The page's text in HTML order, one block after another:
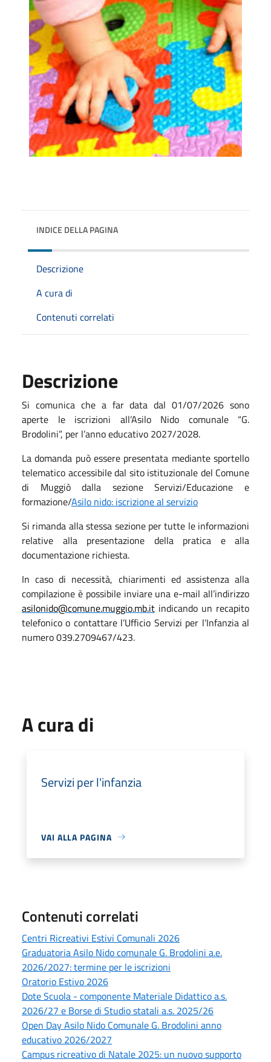
INDICE DELLA PAGINA
Descrizione
A cura di
Contenuti correlati
Descrizione
Si comunica che a far data dal 01/07/2026 sono
aperte le iscrizioni all’Asilo Nido comunale “G.
Brodolini”, per l’anno educativo 2027/2028.
La domanda può essere presentata mediante sportello
telematico accessibile dal sito istituzionale del Comune
di Muggiò dalla sezione Servizi/Educazione e
formazione/Asilo nido: iscrizione al servizio
Si rimanda alla stessa sezione per tutte le informazioni
relative alla presentazione della pratica e alla
documentazione richiesta.
In caso di necessità, chiarimenti ed assistenza alla
compilazione è possibile inviare una e-mail all’indirizzo
asilonido@comune.muggio.mb.it indicando un recapito
telefonico o contattare l’Ufficio Servizi per l’Infanzia al
numero 039.2709467/423.
A cura di
Servizi per l'infanzia
VAI ALLA PAGINA
Contenuti correlati
Centri Ricreativi Estivi Comunali 2026
Graduatoria Asilo Nido comunale G. Brodolini a.e.
2026/2027: termine per le iscrizioni
Oratorio Estivo 2026
Dote Scuola - componente Materiale Didattico a.s.
2026/27 e Borse di Studio statali a.s. 2025/26
Open Day Asilo Nido Comunale G. Brodolini anno
educativo 2026/2027
Campus ricreativo di Natale 2025: un nuovo supporto